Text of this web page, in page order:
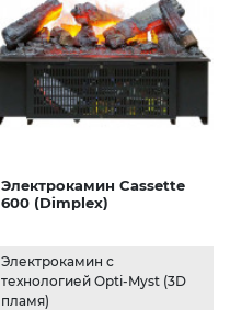
Электрокамин Cassette
600 (Dimplex)
Электрокамин с
технологией Opti-Myst (3D
пламя)